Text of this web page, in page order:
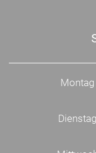
Montag
Dienstag